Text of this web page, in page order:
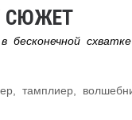
СЮЖЕТ
тамплиер,